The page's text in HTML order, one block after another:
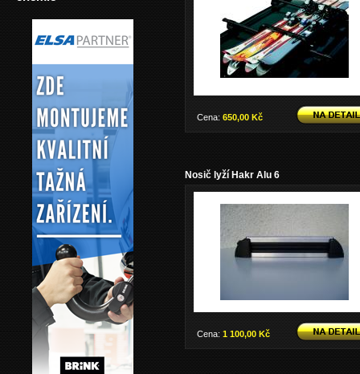
Cena: 650,00 Kč
Nosič lyží Hakr Alu 6
Cena: 1 100,00 Kč